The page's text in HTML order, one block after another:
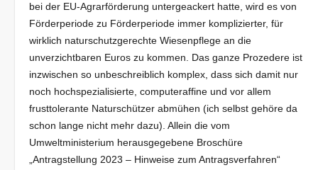
bei der EU-Agrarförderung untergeackert hatte, wird es von
Förderperiode zu Förderperiode immer komplizierter, für
wirklich naturschutzgerechte Wiesenpflege an die
unverzichtbaren Euros zu kommen. Das ganze Prozedere ist
inzwischen so unbeschreiblich komplex, dass sich damit nur
noch hochspezialisierte, computeraffine und vor allem
frusttolerante Naturschützer abmühen (ich selbst gehöre da
schon lange nicht mehr dazu). Allein die vom
Umweltministerium herausgegebene Broschüre
„Antragstellung 2023 – Hinweise zum Antragsverfahren“